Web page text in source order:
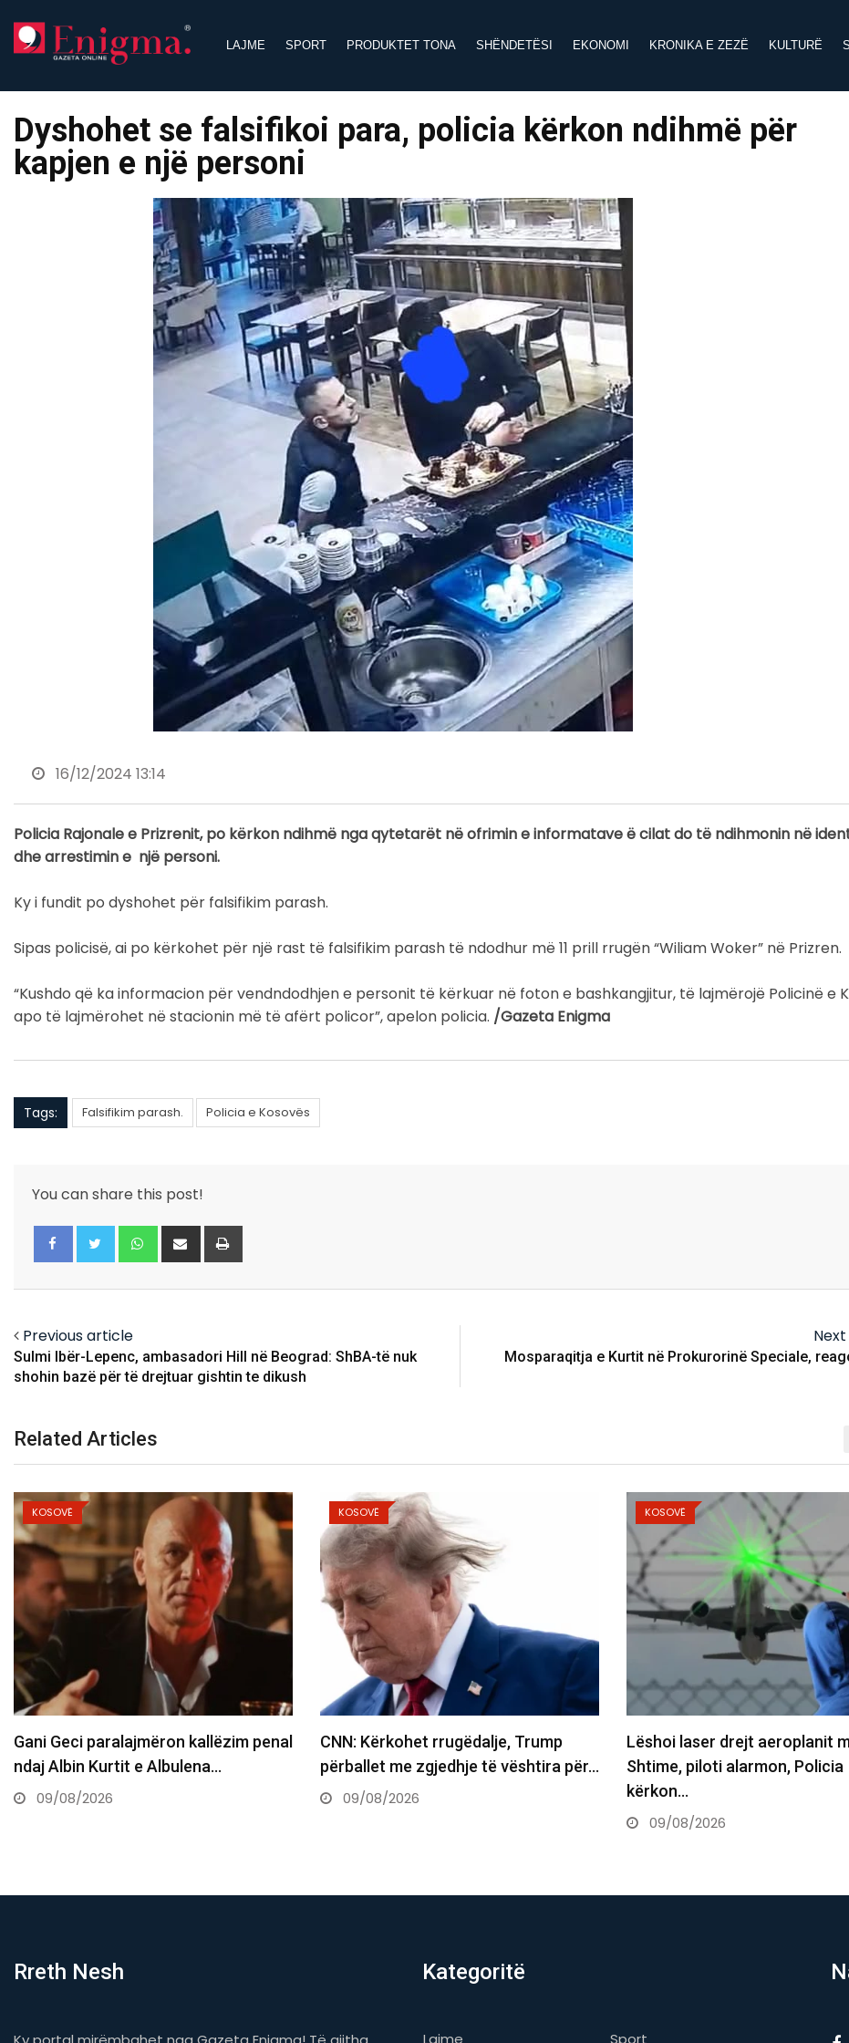
content
LAJME SPORT PRODUKTET TONA SHËNDETËSI EKONOMI KRONIKA E ZEZË KULTURË
Dyshohet se falsifikoi para, policia kërkon ndihmë për
kapjen e një personi
16/12/2024 13:14
Policia Rajonale e Prizrenit, po kërkon ndihmë nga qytetarët në ofrimin e informatave ë cilat do të ndihmonin në
dhe arrestimin e një personi.
Ky i fundit po dyshohet për falsifikim parash.
Sipas policisë, ai po kërkohet për një rast të falsifikim parash të ndodhur më 11 prill rrugën “Wiliam Woker” në Prizren.
“Kushdo që ka informacion për vendndodhjen e personit të kërkuar në foton e bashkangjitur, të lajmërojë Policinë e
apo të lajmërohet në stacionin më të afërt policor”, apelon policia. /Gazeta Enigma
Tags: Falsifikim parash. Policia e Kosovës
You can share this post!
Whatsapp
Share
via
Previous article
Sulmi Ibër-Lepenc, ambasadori Hill në Beograd: ShBA-të nuk
shohin bazë për të drejtuar gishtin te dikush
Mosparaqitja e Kurtit në Prokurorinë Speciale,
Related Articles
KOSOVË
CNN: Kërkohet rrugëdalje, Trump
përballet me zgjedhje të vështira për…
09/08/2026
KOSOVË
Lëshoi laser drejt aeroplanit mbi
Shtime, piloti alarmon, Policia
kërkon…
KOSOVË
Voziti 227 km/h aty ku
shoferi në Zvicër…
09/08/2026
Rreth Nesh Kategoritë
Lajme Sport